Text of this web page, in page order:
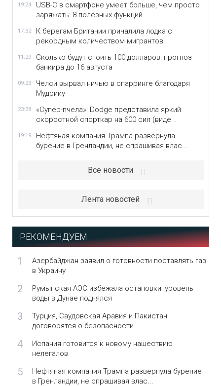
19:24
USB-C в смартфоне умеет больше, чем просто
заряжать: 8 полезных функций
17:32
К берегам Британии причалила лодка с
рекордным количеством мигрантов
11:29
Сколько будут стоить 100 долларов: прогноз
банкира до 16 августа
09:23
Челси вырвал ничью в спарринге благодаря
Мудрику
23:38
«Супер-пчела»: Dodge представила яркий
скоростной спорткар на 600 сил (виде...
19:19
Нефтяная компания Трампа развернула
бурение в Гренландии, не спрашивая влас...
Все новости
Лента новостей
РЕКОМЕНДУЕМ
1
Азербайджан заявил о готовности поставлять газ
в Украину
2
Румынская АЭС избежала остановки: уровень
воды в Дунае поднялся
3
Турция, Саудовская Аравия и Пакистан
договорятся о безопасности
4
Испания готовится к новому нашествию
нелегалов
5
Нефтяная компания Трампа развернула бурение
в Гренландии, не спрашивая влас...